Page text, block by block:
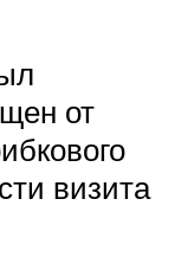
от
визита